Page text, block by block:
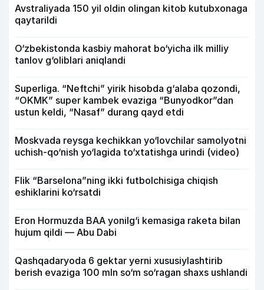
Avstraliyada 150 yil oldin olingan kitob kutubxonaga
qaytarildi
O‘zbekistonda kasbiy mahorat bo‘yicha ilk milliy
tanlov g‘oliblari aniqlandi
Superliga. “Neftchi” yirik hisobda g‘alaba qozondi,
“OKMK” super kambek evaziga “Bunyodkor”dan
ustun keldi, “Nasaf” durang qayd etdi
Moskvada reysga kechikkan yo‘lovchilar samolyotni
uchish-qo‘nish yo‘lagida to‘xtatishga urindi (video)
Flik “Barselona”ning ikki futbolchisiga chiqish
eshiklarini ko‘rsatdi
Eron Hormuzda BAA yonilg‘i kemasiga raketa bilan
hujum qildi — Abu Dabi
Qashqadaryoda 6 gektar yerni xususiylashtirib
berish evaziga 100 mln so‘m so‘ragan shaxs ushlandi